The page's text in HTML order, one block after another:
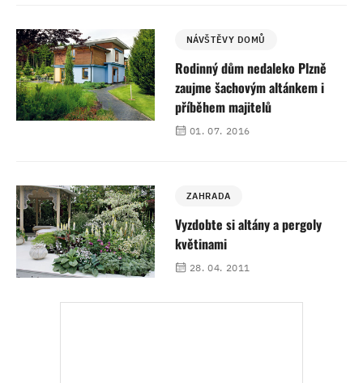
NÁVŠTĚVY DOMŮ
Rodinný dům nedaleko Plzně
zaujme šachovým altánkem i
příběhem majitelů
01. 07. 2016
ZAHRADA
Vyzdobte si altány a pergoly
květinami
28. 04. 2011